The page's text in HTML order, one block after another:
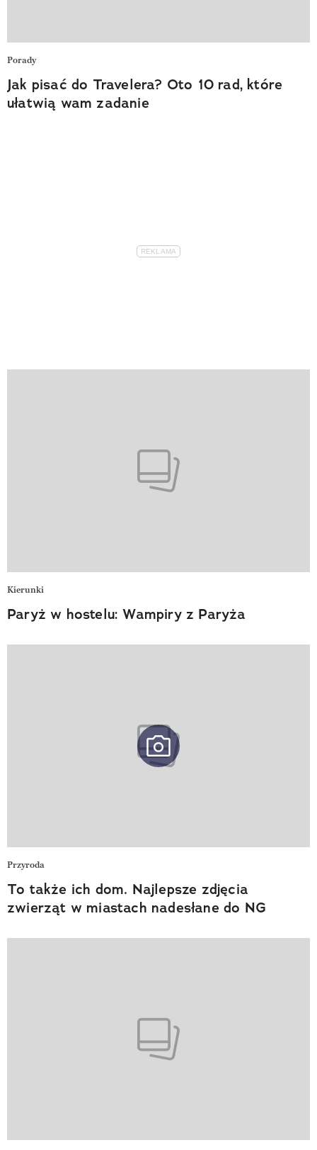
Porady
Jak pisać do Travelera? Oto 10 rad, które
ułatwią wam zadanie
Kierunki
Paryż w hostelu: Wampiry z Paryża
Przyroda
To także ich dom. Najlepsze zdjęcia
zwierząt w miastach nadesłane do NG